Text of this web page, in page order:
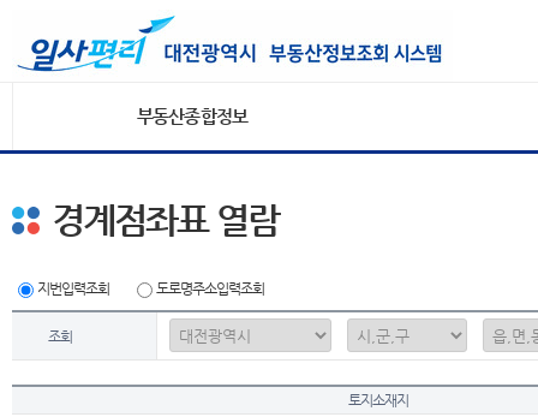
부동산종합정보
경계점좌표 열람
지번입력조회 도로명주소입력조회
조회
토지소재지